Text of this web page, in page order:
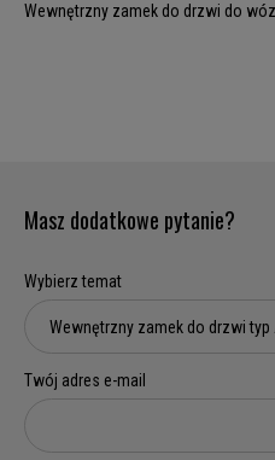
Wewnętrzny zamek do drzwi do
Masz dodatkowe pytanie?